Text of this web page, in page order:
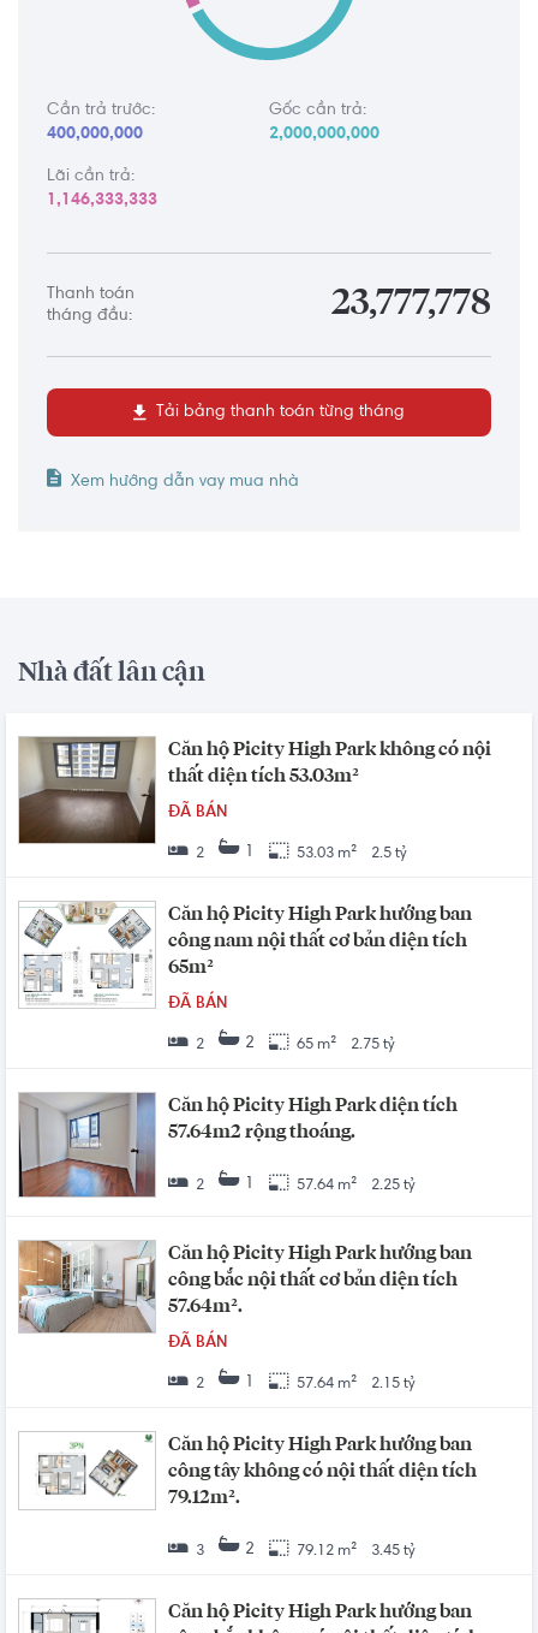
Cần trả trước:
400,000,000
Gốc cần trả:
2,000,000,000
Lãi cần trả:
1,146,333,333
Thanh toán
tháng đầu:
23,777,778
Tải bảng thanh toán từng tháng
Xem hướng dẫn vay mua nhà
Nhà đất lân cận
Căn hộ Picity High Park không có nội
thất diện tích 53.03m²
ĐÃ BÁN
2 1 53.03 m² 2.5 tỷ
Căn hộ Picity High Park hướng ban
công nam nội thất cơ bản diện tích
65m²
ĐÃ BÁN
2 2 65 m² 2.75 tỷ
Căn hộ Picity High Park diện tích
57.64m2 rộng thoáng.
2 1 57.64 m² 2.25 tỷ
Căn hộ Picity High Park hướng ban
công bắc nội thất cơ bản diện tích
57.64m².
ĐÃ BÁN
2 1 57.64 m² 2.15 tỷ
Căn hộ Picity High Park hướng ban
công tây không có nội thất diện tích
79.12m².
3 2 79.12 m² 3.45 tỷ
Căn hộ Picity High Park hướng ban